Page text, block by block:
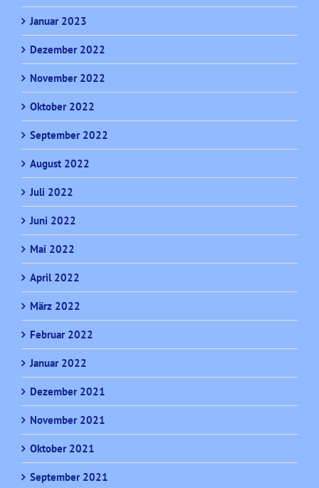
Januar 2023
Dezember 2022
November 2022
Oktober 2022
September 2022
August 2022
Juli 2022
Juni 2022
Mai 2022
April 2022
März 2022
Februar 2022
Januar 2022
Dezember 2021
November 2021
Oktober 2021
September 2021